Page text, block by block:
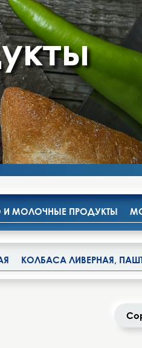
МОЛОЧНЫЕ ПРОДУКТЫ
КОЛБАСА ЛИВЕРНАЯ,